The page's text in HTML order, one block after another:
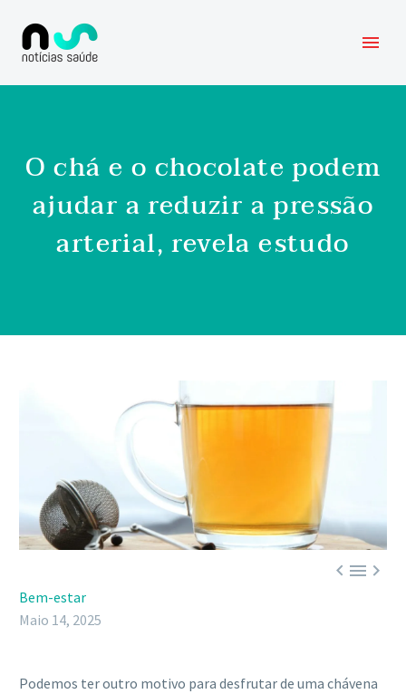
O chá e o chocolate podem
ajudar a reduzir a pressão
arterial, revela estudo

Bem-estar
Maio 14, 2025
Podemos ter outro motivo para desfrutar de uma chávena